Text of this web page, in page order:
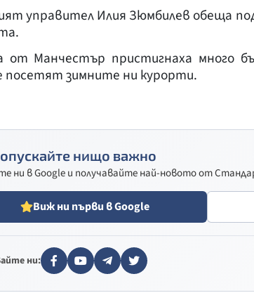
управител Илия Зюмбилев обеща
от Манчестър пристигнаха много
посетят зимните ни курорти.
нищо важно
ни в Google и получавайте най-новото от
Виж ни първи в Google
ни: